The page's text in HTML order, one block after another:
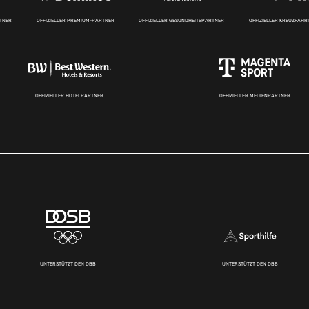
OFFIZIELLER PREMIUM-PARTNER OFFIZIELLER GESUNDHEITSPARTNER OFFIZIELLER
OFFIZIELLER HOTELPARTNER OFFIZIELLER MEDIENPARTNER
UNTERSTÜTZT DEN DBB UNTERSTÜTZT DEN DBB